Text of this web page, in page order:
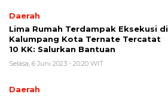
Daerah
Lima Rumah Terdampak Eksekusi di
Kalumpang Kota Ternate Tercatat
10 KK: Salurkan Bantuan
Selasa, 6 Juni 2023 - 20:20 WIT
Daerah